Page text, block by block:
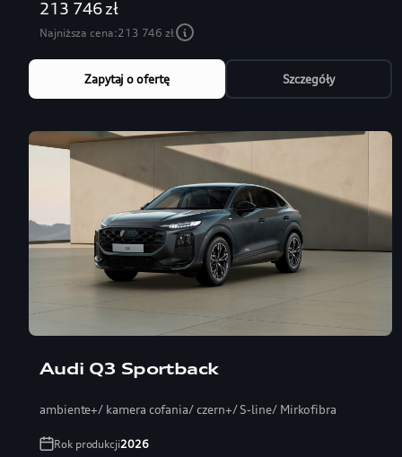
213 746 zł
Najniższa cena:213 746 zł
Zapytaj o ofertę Szczegóły
Audi Q3 Sportback
ambiente+/ kamera cofania/ czern+/ S-line/ Mirkofibra
Rok produkcji2026